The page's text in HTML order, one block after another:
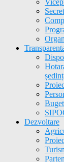
Buget
Dezvoltare